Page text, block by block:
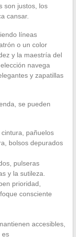
son justos, los
cansar.
líneas
o un color
y la maestría del
navega
y zapatillas
se pueden
pañuelos
bolsos depurados
pulseras
y la sutileza.
prioridad,
consciente
accesibles,
es